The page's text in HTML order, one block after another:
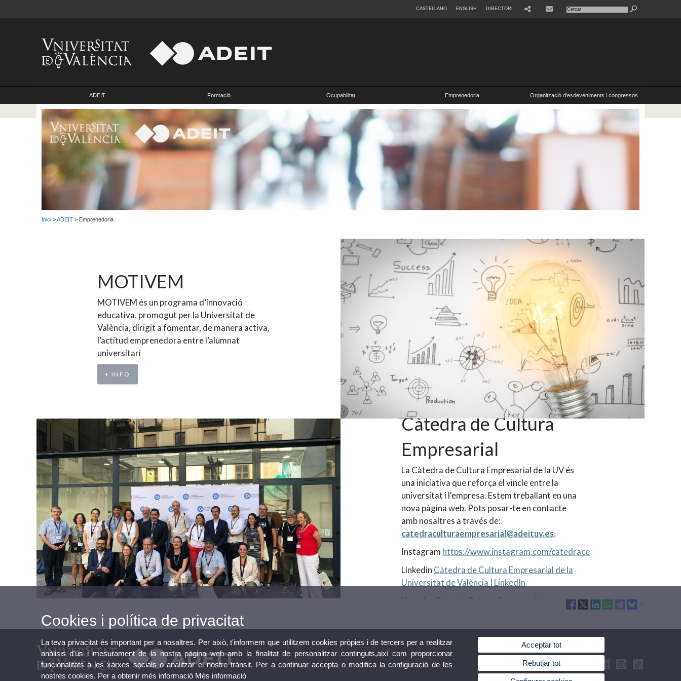
CASTELLANO ENGLISH DIRECTORI
ADEIT Formació Ocupabilitat Emprenedoria Organització d'esdeveniments i congressos
Inici >ADEIT > Emprenedoria
MOTIVEM
MOTIVEM és un programa d’innovació
educativa, promogut per la Universitat de
València, dirigit a fomentar, de manera activa,
l’actitud emprenedora entre l’alumnat
universitari
+ INFO
Càtedra de Cultura
Empresarial
La Càtedra de Cultura Empresarial de la UV és
una iniciativa que reforça el vincle entre la
universitat i l'empresa. Estem treballant en una
nova pàgina web. Pots posar-te en contacte
amb nosaltres a través de:
catedraculturaempresarial@adeituv.es
Instagram https://www.instagram.com/catedrace
Linkedin Càtedra de Cultura Empresarial de la
Universitat de València | LinkedIn
Youtube
Càtedra Cultura Empresarial
Cookies i política de privacitat
La teva privacitat és important per a nosaltres. Per això, t'informem que utilitzem cookies pròpies i de tercers per a realitzar
anàlisis d'ús i mesurament de la nostra pàgina web amb la finalitat de personalitzar continguts,així com proporcionar
funcionalitats a les xarxes socials o analitzar el nostre trànsit. Per a continuar accepta o modifica la configuració de les
nostres cookies. Per a obtenir més informació Més informació
Acceptar tot
Rebutjar tot